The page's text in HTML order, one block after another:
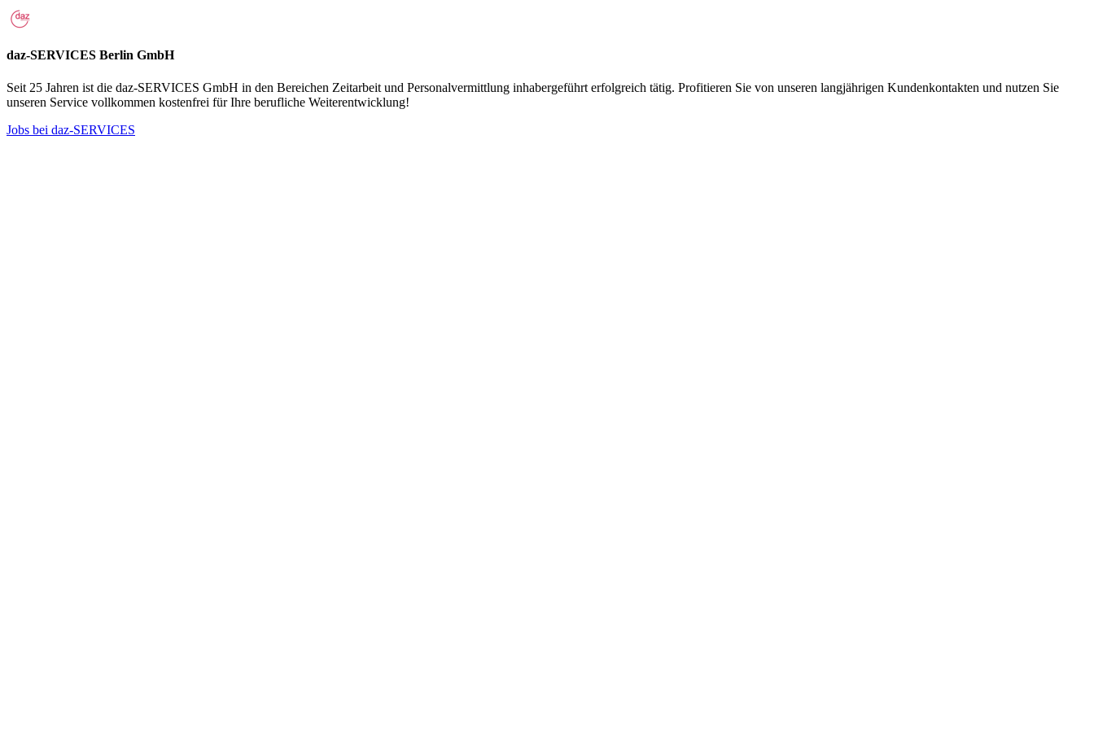
daz-SERVICES Berlin GmbH
Seit 25 Jahren ist die daz-SERVICES GmbH in den Bereichen Zeitarbeit und Personalvermittlung inhabergeführt erfolgreich tätig. Profitieren Sie von unseren langjährigen Kundenkontakten und nutzen Sie
unseren Service vollkommen kostenfrei für Ihre berufliche Weiterentwicklung!
Jobs bei daz-SERVICES